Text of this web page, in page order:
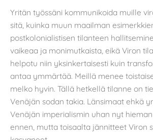
Yritän työssäni kommunikoida muille
sitä, kuinka muun maailman
postkolonialistisen tilanteen
vaikeaa ja monimutkaista, eikä Viron
helpotu niin yksinkertaisesti kuin
antaa ymmärtää. Meillä menee
melko hyvin. Tällä hetkellä tilanne on
Venäjän sodan takia. Länsimaat ehkä
Venäjän imperialismin uhan nyt
ennen, mutta toisaalta jännitteet Viron